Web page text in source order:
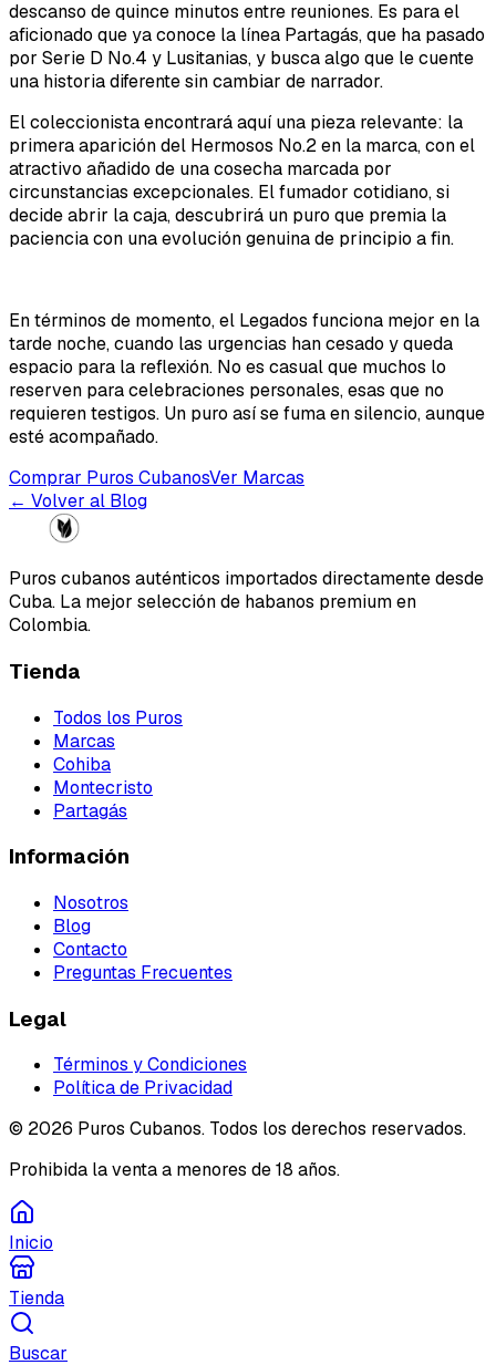
descanso de quince minutos entre reuniones. Es para el
aficionado que ya conoce la línea Partagás, que ha pasado
por Serie D No.4 y Lusitanias, y busca algo que le cuente
una historia diferente sin cambiar de narrador.
El coleccionista encontrará aquí una pieza relevante: la
primera aparición del Hermosos No.2 en la marca, con el
atractivo añadido de una cosecha marcada por
circunstancias excepcionales. El fumador cotidiano, si
decide abrir la caja, descubrirá un puro que premia la
paciencia con una evolución genuina de principio a fin.
En términos de momento, el Legados funciona mejor en la
tarde noche, cuando las urgencias han cesado y queda
espacio para la reflexión. No es casual que muchos lo
reserven para celebraciones personales, esas que no
requieren testigos. Un puro así se fuma en silencio, aunque
esté acompañado.
Comprar Puros CubanosVer Marcas
← Volver al Blog
Puros cubanos auténticos importados directamente desde
Cuba. La mejor selección de habanos premium en
Colombia.
Tienda
Todos los Puros
Marcas
Cohiba
Montecristo
Partagás
Información
Nosotros
Blog
Contacto
Preguntas Frecuentes
Legal
Términos y Condiciones
Política de Privacidad
© 2026 Puros Cubanos. Todos los derechos reservados.
Prohibida la venta a menores de 18 años.
Inicio
Tienda
Buscar